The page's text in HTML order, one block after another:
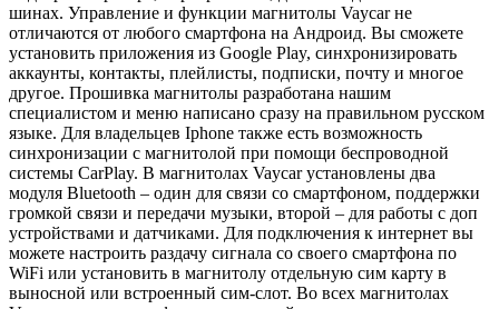
шинах. Управление и функции магнитолы Vaycar не
отличаются от любого смартфона на Андроид. Вы сможете
установить приложения из Google Play, синхронизировать
аккаунты, контакты, плейлисты, подписки, почту и многое
другое. Прошивка магнитолы разработана нашим
специалистом и меню написано сразу на правильном русском
языке. Для владельцев Iphone также есть возможность
синхронизации с магнитолой при помощи беспроводной
системы CarPlay. В магнитолах Vaycar установлены два
модуля Bluetooth – один для связи со смартфоном, поддержки
громкой связи и передачи музыки, второй – для работы с доп
устройствами и датчиками. Для подключения к интернет вы
можете настроить раздачу сигнала со своего смартфона по
WiFi или установить в магнитолу отдельную сим карту в
выносной или встроенный сим-слот. Во всех магнитолах